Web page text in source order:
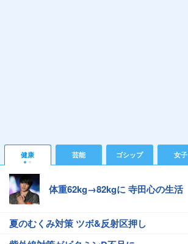
健康 芸能 ゴシップ 女子
体重62kg→82kgに 寺田心の生活
夏のむくみ対策 ツボ&反射区押し